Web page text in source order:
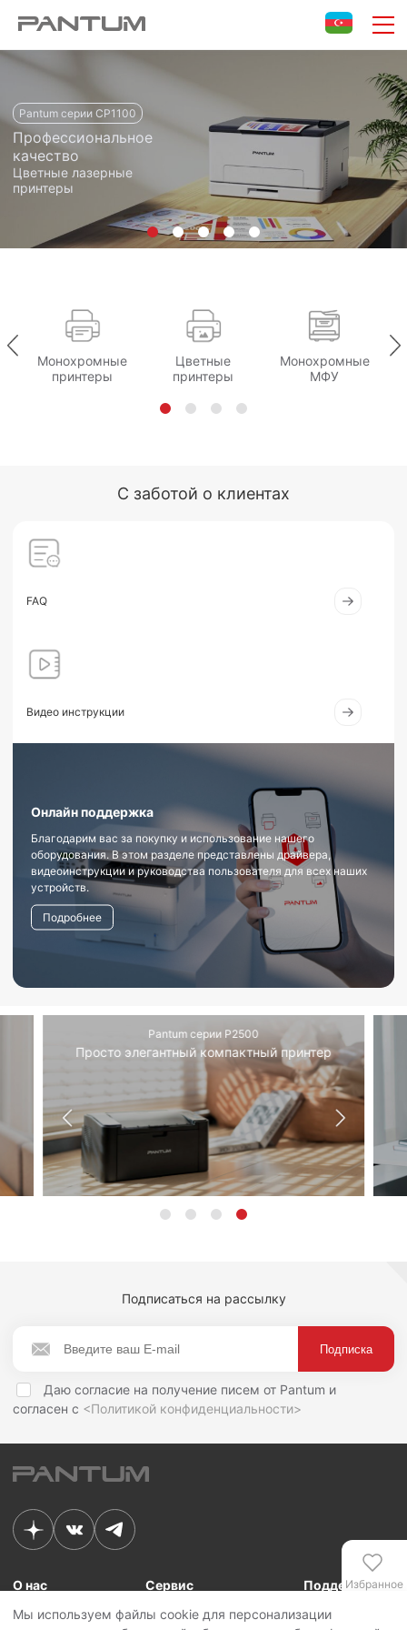
Pantum серии CP1100
Профессиональное
качество
Цветные лазерные
принтеры
Монохромные
принтеры
Цветные
принтеры
Монохромные
МФУ
С заботой о клиентах
FAQ
Видео инструкции
Онлайн поддержка
Благодарим вас за покупку и использование нашего
оборудования. В этом разделе представлены драйвера,
видеоинструкции и руководства пользователя для всех наших
устройств.
Подробнее
Pantum серии P2500
Просто элегантный компактный принтер
Подписаться на рассылку
Даю согласие на получение писем от Pantum и
согласен с <Политикой конфиденциальности>
Мы используем файлы cookie для персонализации
Избранное
О нас
Связь с Pantum
Сервис
Сервисные центры
Поддержка
Для сотрудников